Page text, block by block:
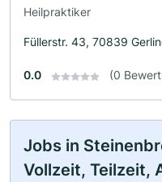
Heilpraktiker
Füllerstr. 43, 70839
0.0 (0
Jobs in
Vollzeit, Teilzeit,